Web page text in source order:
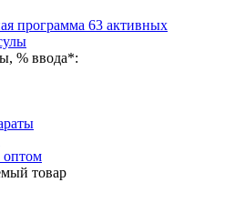
программа 63 активных
% ввода*:
товар